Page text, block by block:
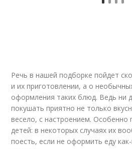
Детские сосиски
Оригинальные блюда
Речь в нашей подборке пойдет
и их приготовлении, а о
оформления таких блюд. Ведь ни
покушать приятно не только
весело, с настроением. Особенно
детей: в некоторых случаях их
поесть, если не оформить еду